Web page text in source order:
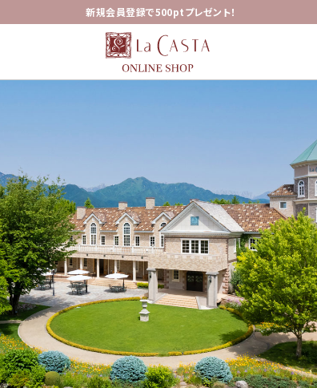
新規会員登録で500ptプレゼント！